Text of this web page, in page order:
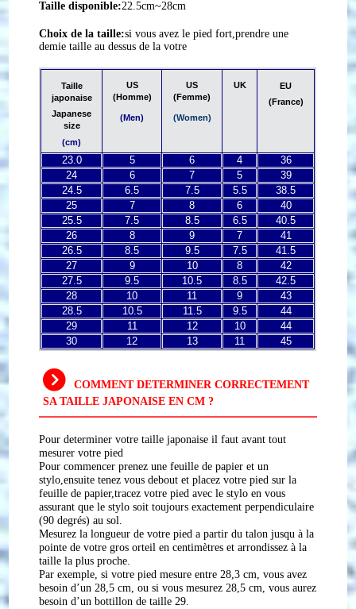
Taille disponible:22.5cm~28cm
Choix de la taille:si vous avez le pied fort,prendre une
demie taille au dessus de la votre
Taille
japonaise
Japanese
size
(cm)
US
(Homme)
(Men)
US
(Femme)
(Women)
UK
EU
(France)
23.0 5 6 4
36
24
6 7 5
39
24.5
6.5 7.5 5.5
38.5
25
7 8 6
40
25.5
7.5 8.5 6.5
40.5
26
8 9 7
41
26.5
8.5 9.5 7.5
41.5
27
9 10 8
42
27.5
9.5 10.5 8.5
42.5
28
10 11 9
43
28.5
10.5 11.5 9.5
44
29
11 12 10
44
30
12 13 11 45
COMMENT DETERMINER CORRECTEMENT
SA TAILLE JAPONAISE EN CM ?
Pour determiner votre taille japonaise il faut avant tout
mesurer votre pied
Pour commencer prenez une feuille de papier et un
stylo,ensuite tenez vous debout et placez votre pied sur la
feuille de papier,tracez votre pied avec le stylo en vous
assurant que le stylo soit toujours exactement perpendiculaire
(90 degrés) au sol.
Mesurez la longueur de votre pied a partir du talon jusqu à la
pointe de votre gros orteil en centimètres et arrondissez à la
taille la plus proche.
Par exemple, si votre pied mesure entre 28,3 cm, vous avez
besoin d’un 28,5 cm, ou si vous mesurez 28,5 cm, vous aurez
besoin d’un bottillon de taille 29.